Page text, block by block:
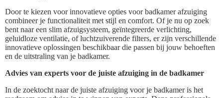
Door te kiezen voor innovatieve opties voor badkamer afzuiging
combineer je functionaliteit met stijl en comfort. Of je nu op zoek
bent naar een slim afzuigsysteem, geïntegreerde verlichting,
geluidloze ventilatie, of luchtzuiverende filters, er zijn verschillende
innovatieve oplossingen beschikbaar die passen bij jouw behoeften
en de uitstraling van je badkamer.
Advies van experts voor de juiste afzuiging in de badkamer
In de zoektocht naar de juiste afzuiging voor je badkamer is het